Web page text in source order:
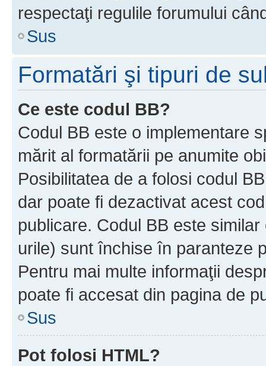
respectaţi regulile forumului
Sus
Formatări şi tipuri de
Ce este codul BB?
Codul BB este o implementare
mărit al formatării pe anumite
Posibilitatea de a folosi codul
dar poate fi dezactivat acest
publicare. Codul BB este
urile) sunt închise în paranteze
Pentru mai multe informaţii
poate fi accesat din pagina de
Sus
Pot folosi HTML?